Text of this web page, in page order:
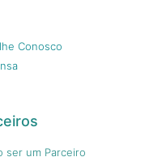
Conosco
ser um Parceiro